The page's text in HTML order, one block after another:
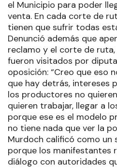
el Municipio para poder
venta. En cada corte de
tienen que sufrir todas
Denunció además que
reclamo y el corte de
fueron visitados por
oposición: “Creo que eso
que hay detrás, intereses
los productores no
quieren trabajar, llegar a
porque ese es el modelo
no tiene nada que ver la
Murdoch calificó como un
porque los manifestantes
diálogo con autoridades